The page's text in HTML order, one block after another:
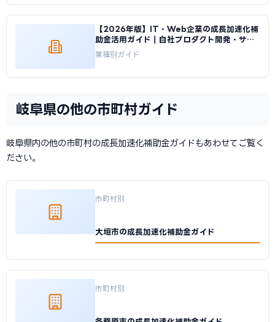
【2026年版】IT・Web企業の成長加速化補
助金活用ガイド｜自社プロダクト開発・サー
バ基盤整備の申請方法｜成長加速化補助金ナ
ビ
業種別ガイド
岐阜県の他の市町村ガイド
岐阜県内の他の市町村の成長加速化補助金ガイドもあわせてご覧く
ださい。
市町村別
大垣市の成長加速化補助金ガイド
市町村別